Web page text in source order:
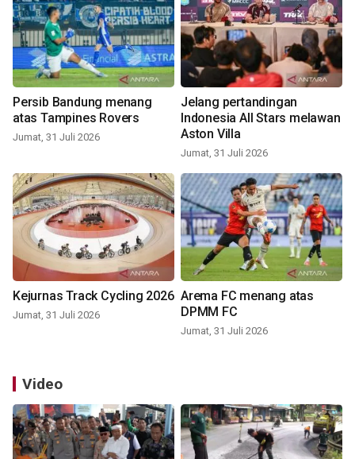
Persib Bandung menang
atas Tampines Rovers
Jumat, 31 Juli 2026
Jelang pertandingan
Indonesia All Stars melawan
Aston Villa
Jumat, 31 Juli 2026
Kejurnas Track Cycling 2026
Jumat, 31 Juli 2026
Arema FC menang atas
DPMM FC
Jumat, 31 Juli 2026
Video